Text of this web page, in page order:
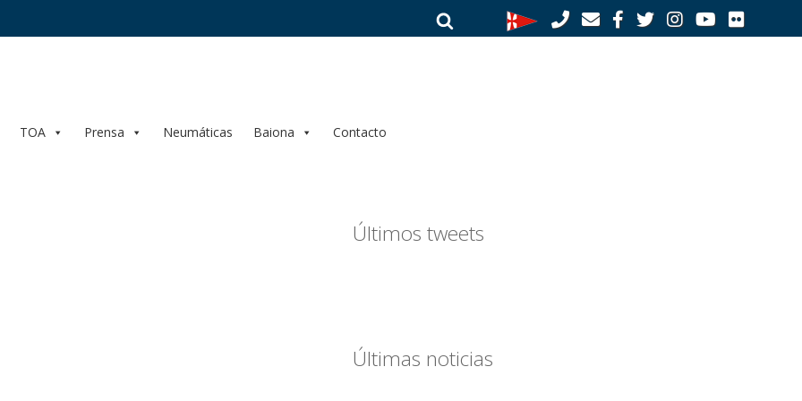
por:
TOA Prensa Neumáticas Baiona Contacto
Últimos tweets
Últimas noticias